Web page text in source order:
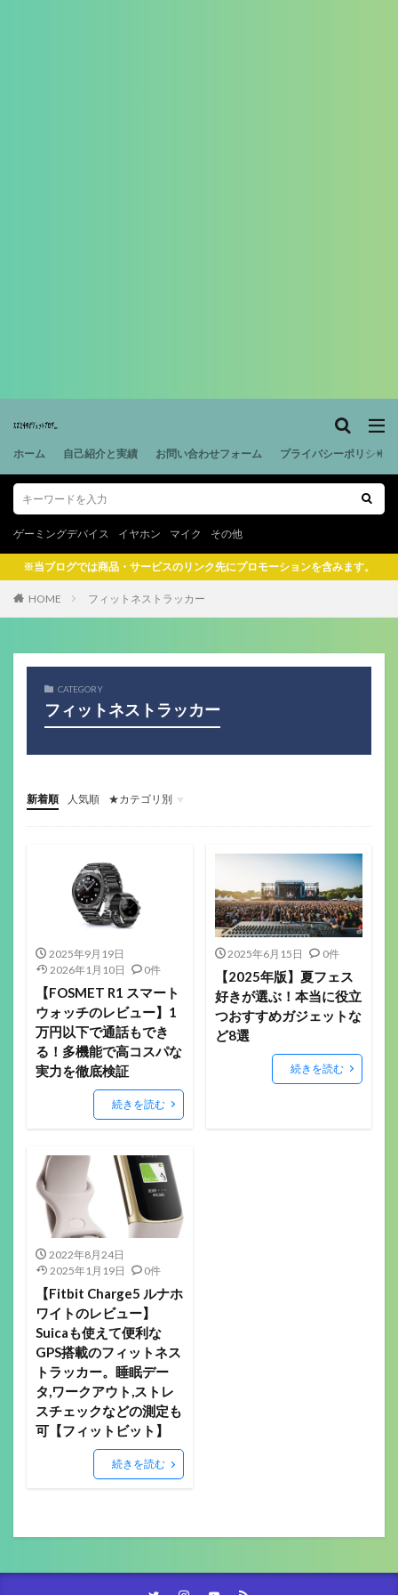
ホーム 自己紹介と実績 お問い合わせフォーム プライバシーポリシー
ゲーミングデバイス イヤホン マイク その他
※当ブログでは商品・サービスのリンク先にプロモーションを含みます。
HOME フィットネストラッカー
CATEGORY
フィットネストラッカー
新着順 人気順
★カテゴリ別
ゲーミングデバイス
ガジェット関係
その他(ガジェットや音楽）
音楽機材
マウス
キーボード
ヘッドセット
イヤホン
ゲーミングモニター
ヘッドホン
マイク
配信機材
ゲーミングパッド
ゲーミングチェア
サラウンドアンプ
マウスパッド
Webカメラ
スマートウォッチ
美容
フィットネス
ロボット掃除機
ボードゲーム
2025年9月19日
2026年1月10日
0件
【FOSMET R1 スマート
ウォッチのレビュー】1
万円以下で通話もでき
る！多機能で高コスパな
実力を徹底検証
続きを読む
2025年6月15日 0件
【2025年版】夏フェス
好きが選ぶ！本当に役立
つおすすめガジェットな
ど8選
続きを読む
2022年8月24日
2025年1月19日
0件
【Fitbit Charge5 ルナホ
ワイトのレビュー】
Suicaも使えて便利な
GPS搭載のフィットネス
トラッカー。睡眠デー
タ,ワークアウト,ストレ
スチェックなどの測定も
可【フィットビット】
続きを読む